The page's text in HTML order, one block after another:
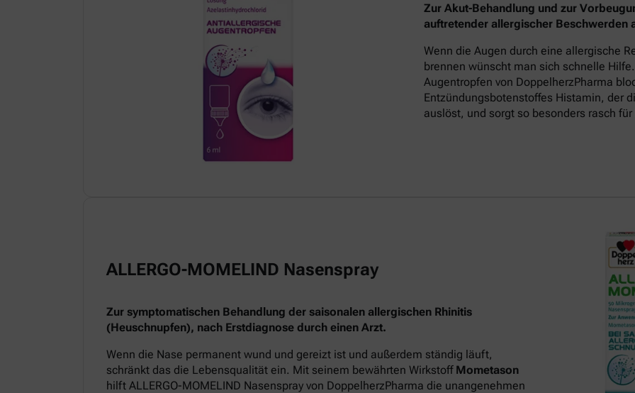
Zur Akut-Behandlung und zur
auftretender allergischer Beschwerden
Wenn die Augen durch eine allergische
brennen wünscht man sich schnelle
Augentropfen von DoppelherzPharma
Entzündungsbotenstoffes Histamin, der
auslöst, und sorgt so besonders rasch
ALLERGO-MOMELIND Nasenspray
Zur symptomatischen Behandlung der saisonalen allergischen Rhinitis
(Heuschnupfen), nach Erstdiagnose durch einen Arzt.
Wenn die Nase permanent wund und gereizt ist und außerdem ständig läuft,
schränkt das die Lebensqualität ein. Mit seinem bewährten Wirkstoff Mometason
hilft ALLERGO-MOMELIND Nasenspray von DoppelherzPharma die unangenehmen